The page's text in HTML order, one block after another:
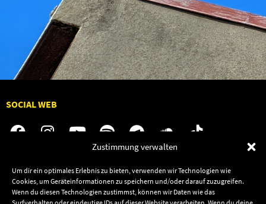
Zustimmung verwalten
Um dir ein optimales Erlebnis zu bieten, verwenden wir Technologien wie
Cookies, um Geräteinformationen zu speichern und/oder darauf zuzugreifen.
Wenn du diesen Technologien zustimmst, können wir Daten wie das
SOCIAL WEB
Audiolith
News
Jobs
Kontakt